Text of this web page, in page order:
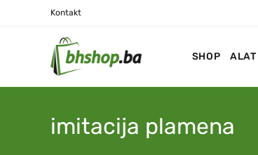
Kontakt
SHOP ALAT
imitacija plamena